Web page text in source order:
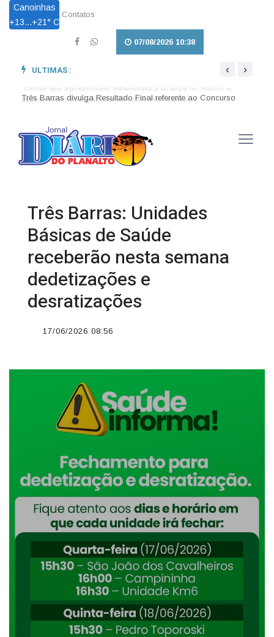
Canoinhas
+13...+21° C
Contatos
07/08/2026 10:38
ULTIMAS :
Público nº 001/2026 |
Obras que transformam: Infraestrutura avança no interior e
garante mais trafegabilidade para Três Barras |
‹ ›
Três Barras: Unidades
Básicas de Saúde
receberão nesta semana
dedetizações e
desratizações
17/06/2026 08:56
';